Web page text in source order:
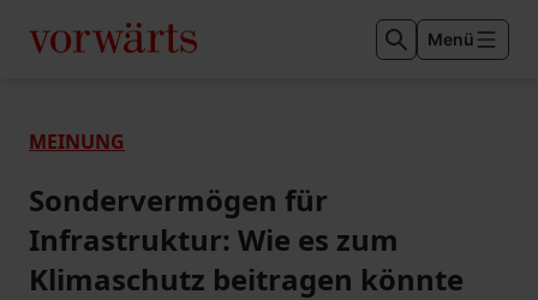
Menü
MEINUNG
Sondervermögen für
Infrastruktur: Wie es zum
Klimaschutz beitragen könnte